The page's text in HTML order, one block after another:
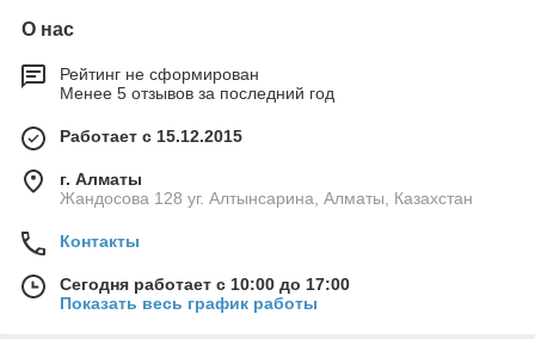
О нас
Рейтинг не сформирован
Менее 5 отзывов за последний год
Работает с 15.12.2015
г. Алматы
Жандосова 128 уг. Алтынсарина, Алматы, Казахстан
Контакты
Сегодня работает с 10:00 до 17:00
Показать весь график работы